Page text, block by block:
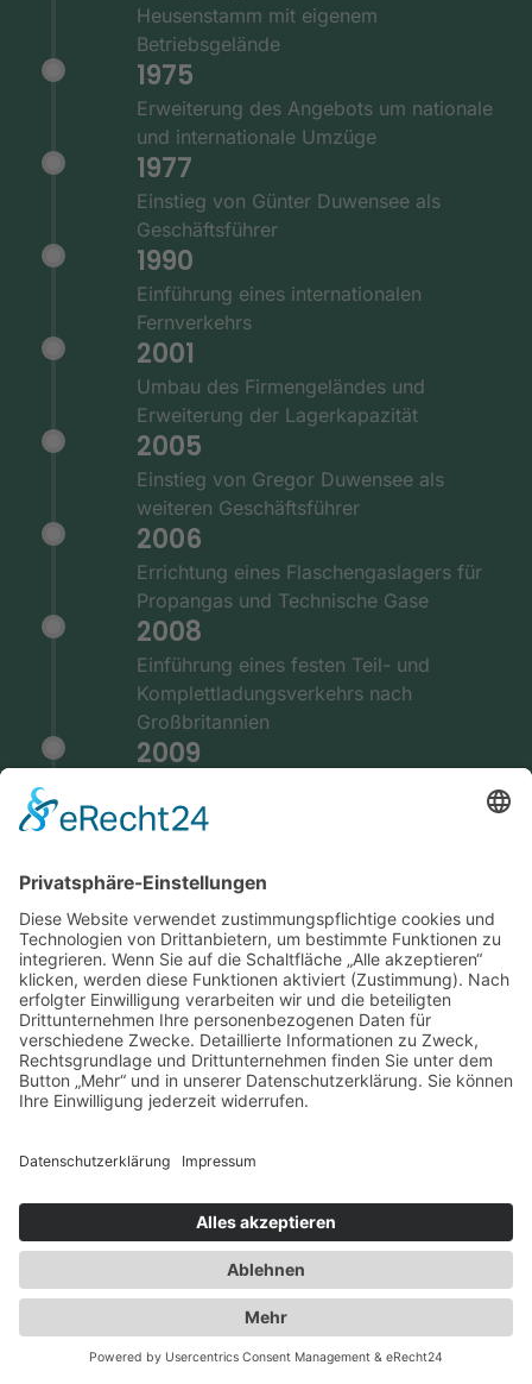
Heusenstamm mit eigenem
Betriebsgelände
1975
Erweiterung des Angebots um nationale
und internationale Umzüge
1977
Einstieg von Günter Duwensee als
Geschäftsführer
1990
Einführung eines internationalen
Fernverkehrs
2001
Umbau des Firmengeländes und
Erweiterung der Lagerkapazität
2005
Einstieg von Gregor Duwensee als
weiteren Geschäftsführer
2006
Errichtung eines Flaschengaslagers für
Propangas und Technische Gase
2008
Einführung eines festen Teil- und
Komplettladungsverkehrs nach
Großbritannien
2009
GPS und Telematiksystemen
Ausbau der Kapazität des
Flaschengaslagers für Propangas und
Technische Gase
2014
Umzug innerhalb Heusenstamms in
unsere neuen Räumlichkeiten an der
Martinseestraße 1
2015
2016
Ausbau des Speditionshofes um 4000 qm
2017
Erweiterung der Lagerfläche auf knapp
18000 qm
2018
Implementierung eines